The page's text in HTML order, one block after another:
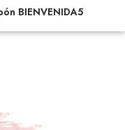
BIENVENIDA5